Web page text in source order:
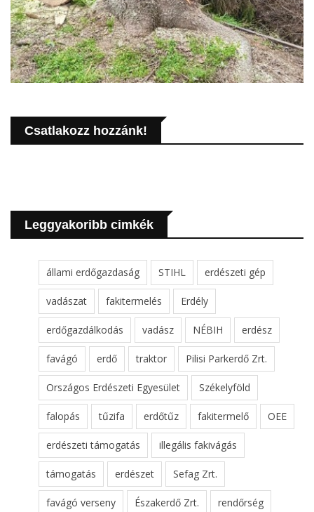
Csatlakozz hozzánk!
Leggyakoribb cimkék
állami erdőgazdaság STIHL erdészeti gép
vadászat fakitermelés Erdély
erdőgazdálkodás vadász NÉBIH erdész
favágó erdő traktor Pilisi Parkerdő Zrt.
Országos Erdészeti Egyesület Székelyföld
falopás tűzifa erdőtűz fakitermelő OEE
erdészeti támogatás illegális fakivágás
támogatás erdészet Sefag Zrt.
favágó verseny Északerdő Zrt. rendőrség